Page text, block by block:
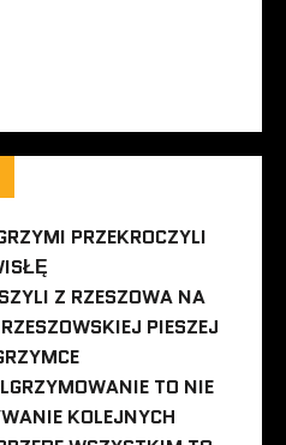
PRZEKROCZYLI
Z RZESZOWA NA
PIESZEJ
TO NIE
KOLEJNYCH